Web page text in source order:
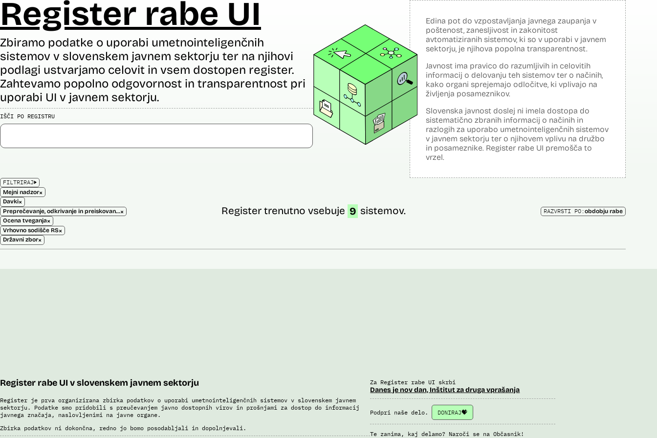
Register rabe UI
Zbiramo podatke o uporabi umetnointeligenčnih
sistemov v slovenskem javnem sektorju ter na njihovi
podlagi ustvarjamo celovit in vsem dostopen register.
Zahtevamo popolno odgovornost in transparentnost pri
uporabi UI v javnem sektorju.
IŠČI PO REGISTRU
Edina pot do vzpostavljanja javnega zaupanja v
poštenost, zanesljivost in zakonitost
avtomatiziranih sistemov, ki so v uporabi v javnem
sektorju, je njihova popolna transparentnost.
Javnost ima pravico do razumljivih in celovitih
informacij o delovanju teh sistemov ter o načinih,
kako organi sprejemajo odločitve, ki vplivajo na
življenja posameznikov.
Slovenska javnost doslej ni imela dostopa do
sistematično zbranih informacij o načinih in
razlogih za uporabo umetnointeligenčnih sistemov
v javnem sektorju ter o njihovem vplivu na družbo
in posameznike. Register rabe UI premošča to
vrzel.
FILTRIRAJ
Mejni nadzor×
Davki×
Preprečevanje, odkrivanje in preiskovanje kaznivih dejanj×
Ocena tveganja×
Vrhovno sodišče RS×
Državni zbor×
Register trenutno vsebuje 9 sistemov. RAZVRSTI PO:obdobju rabe
Register rabe UI v slovenskem javnem sektorju
Register je prva organizirana zbirka podatkov o uporabi umetnointeligenčnih sistemov v slovenskem javnem
sektorju. Podatke smo pridobili s preučevanjem javno dostopnih virov in prošnjami za dostop do informacij
javnega značaja, naslovljenimi na javne organe.
Zbirka podatkov ni dokončna, redno jo bomo posodabljali in dopolnjevali.
Za Register rabe UI skrbi
Danes je nov dan, Inštitut za druga vprašanja
Podpri naše delo. DONIRAJ
Te zanima, kaj delamo? Naroči se na Občasnik!